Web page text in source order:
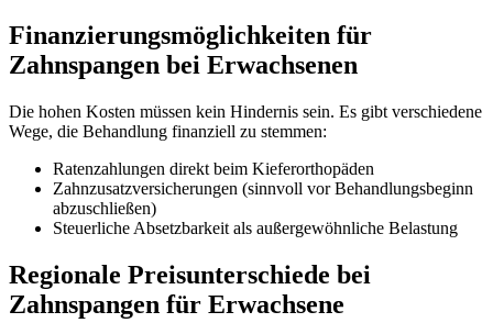
Finanzierungsmöglichkeiten für
Zahnspangen bei Erwachsenen
Die hohen Kosten müssen kein Hindernis sein. Es gibt verschiedene
Wege, die Behandlung finanziell zu stemmen:
Ratenzahlungen direkt beim Kieferorthopäden
Zahnzusatzversicherungen (sinnvoll vor Behandlungsbeginn
abzuschließen)
Steuerliche Absetzbarkeit als außergewöhnliche Belastung
Regionale Preisunterschiede bei
Zahnspangen für Erwachsene